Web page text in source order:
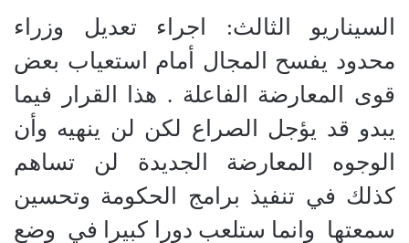
السيناريو الثالث: اجراء تعديل وزراء
محدود يفسح المجال أمام استعياب بعض
قوى المعارضة الفاعلة . هذا القرار فيما
يبدو قد يؤجل الصراع لكن لن ينهيه وأن
الوجوه المعارضة الجديدة لن تساهم
كذلك في تنفيذ برامج الحكومة وتحسين
سمعتها وانما ستلعب دورا كبيرا في وضع